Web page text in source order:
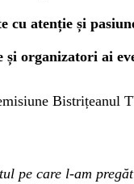
cu atenție și
și organizatori ai
Bistrițeanul
pe care l-am